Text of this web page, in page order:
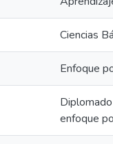
Ciencias
Enfoque
enfoque